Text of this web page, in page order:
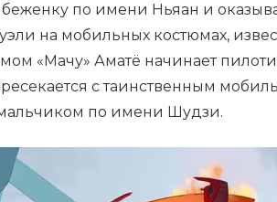
беженку по имени Ньяан и
на мобильных костюмах,
«Мачу» Аматё начинает
с таинственным
по имени Шудзи.